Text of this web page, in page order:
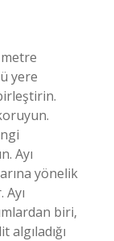
metre
yere
Ayı
yönelik
biri,